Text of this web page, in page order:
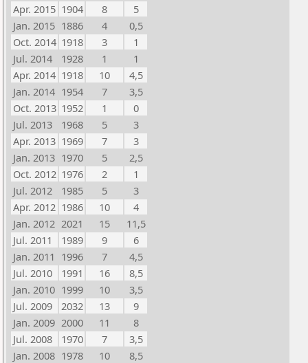
Apr. 2015 1904 8
5
Jan. 2015 1886 4
0,5
Oct. 2014 1918 3
1
Jul. 2014
1928 1
1
Apr. 2014 1918 10
4,5
Jan. 2014 1954 7
3,5
Oct. 2013 1952 1
0
Jul. 2013
1968 5
3
Apr. 2013 1969 7
3
Jan. 2013 1970 5
2,5
Oct. 2012 1976 2
1
Jul. 2012
1985 5
3
Apr. 2012 1986 10
4
Jan. 2012 2021 15
11,5
Jul. 2011
1989 9
6
Jan. 2011 1996 7
4,5
Jul. 2010
1991 16
8,5
Jan. 2010 1999 10
3,5
Jul. 2009
2032 13
9
Jan. 2009 2000 11
8
Jul. 2008
1970 7
3,5
Jan. 2008 1978 10
8,5